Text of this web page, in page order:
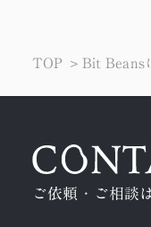
TOP Bit Beans
ご依頼・ご相談